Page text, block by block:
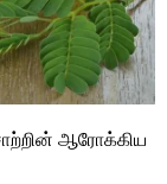
ஆரோக்கிய